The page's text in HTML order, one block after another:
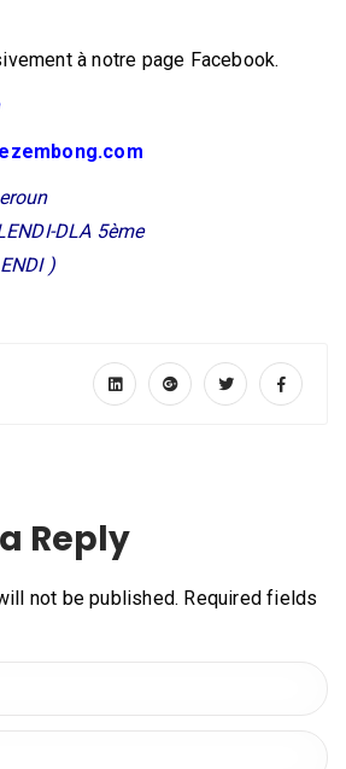
à notre page Facebook.
DLA 5ème
)
Reply
not be published. Required fields